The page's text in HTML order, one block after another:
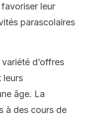
leur
parascolaires
d’offres
leurs
âge. La
à des cours de